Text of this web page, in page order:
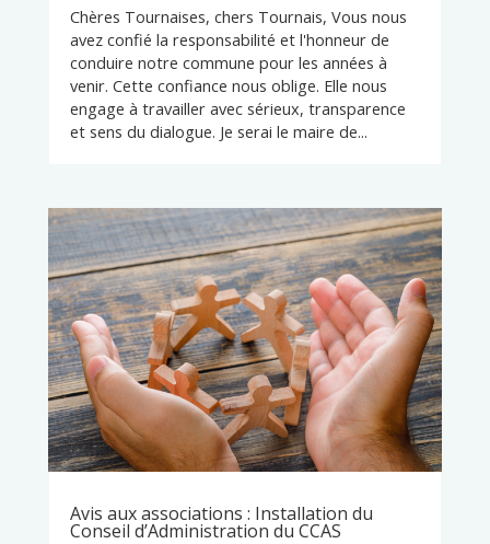
Chères Tournaises, chers Tournais, Vous nous
avez confié la responsabilité et l'honneur de
conduire notre commune pour les années à
venir. Cette confiance nous oblige. Elle nous
engage à travailler avec sérieux, transparence
et sens du dialogue. Je serai le maire de...
Avis aux associations : Installation du
Conseil d’Administration du CCAS